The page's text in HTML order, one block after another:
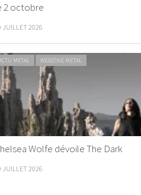
2 octobre
JUILLET 2026
METAL WEBZINE METAL
Wolfe dévoile The Dark
JUILLET 2026